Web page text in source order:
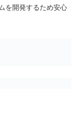
を開発するため安心